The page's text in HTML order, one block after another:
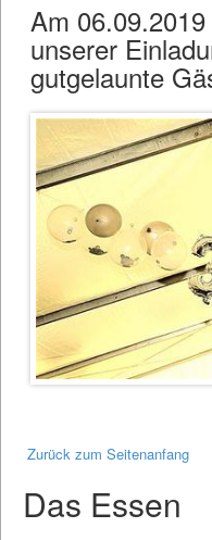
Am
unserer
gutgelaunte
Zurück zum Seitenanfang
Das Essen